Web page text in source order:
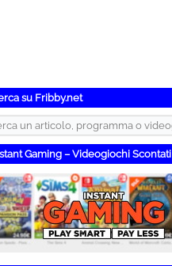
su Fribby.net
Gaming – Videogiochi Scontati